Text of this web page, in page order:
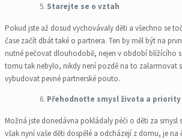
Starejte se o vztah
Pokud jste až dosud vychovávaly děti a všechno se
čase začít dbát také o partnera. Ten by měl být na
nutné pečovat dlouhodobě, nejen v období blížícího
tomu tak nebylo, nikdy není pozdě na to zalarmovat
vybudovat pevné partnerské pouto.
Přehodnoťte smysl života a priority
Možná jste donedávna pokládaly péči o děti za smysl
však nyní vaše děti dospělé a odcházejí z domu, je na